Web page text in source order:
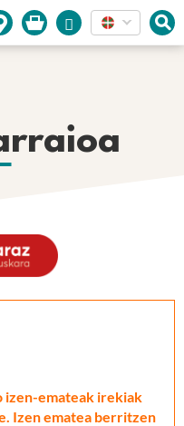
izen-emateak irekiak
Izen ematea berritzen